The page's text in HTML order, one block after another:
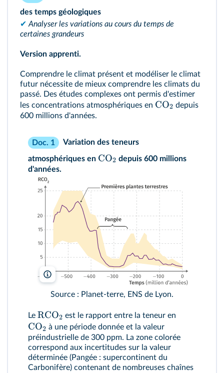
des temps géologiques
✔ Analyser les variations au cours du temps de
certaines grandeurs
Version apprenti.
Comprendre le climat présent et modéliser le climat
futur nécessite de mieux comprendre les climats du
passé. Des études complexes ont permis d'estimer
les concentrations atmosphériques en CO2 depuis
600 millions d'années.
Doc. 1 Variation des teneurs
atmosphériques en CO2 depuis 600 millions
d'années.
lelivrescolaire.fr
Source : Planet-terre, ENS de Lyon.
Le RCO2 est le rapport entre la teneur en
CO2 à une période donnée et la valeur
préindustrielle de 300 ppm. La zone colorée
correspond aux incertitudes sur la valeur
déterminée (Pangée : supercontinent du
Carbonifère) contenant de nombreuses chaînes